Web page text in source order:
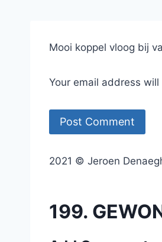
Mooi koppel vloog bij
Your email address
2021 © Jeroen
199.